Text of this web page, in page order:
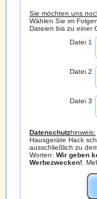
Sie möchten uns
Wählen Sie im Folgenden
Dateien bis zu einer
Datei 1
Datei 2
Datei 3
Datenschutzhinweis:
Hausgeräte Hack schützt
ausschließlich zu
Worten: Wir geben keine Daten weiter und verwenden
Werbezwecken!.